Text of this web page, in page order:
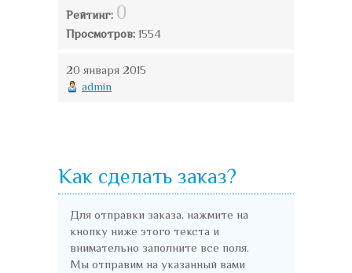
Рейтинг: 0
Просмотров: 1554
20 января 2015
admin
Как сделать заказ?
Для отправки заказа, нажмите на
кнопку ниже этого текста и
внимательно заполните все поля.
Мы отправим на указанный вами